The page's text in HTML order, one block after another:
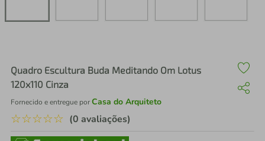
Quadro Escultura Buda Meditando Om Lotus
120x110 Cinza
Fornecido e entregue porCasa do Arquiteto
☆☆☆☆☆ (0 avaliações)